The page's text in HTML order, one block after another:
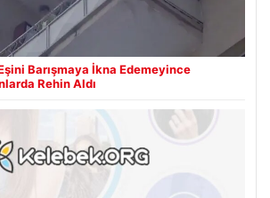
Barışmaya İkna Edemeyince
Rehin Aldı